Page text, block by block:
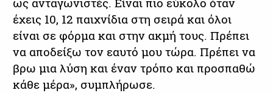
έχεις 10, 12 παιχνίδια στη σειρά και όλοι
είναι σε φόρμα και στην ακμή τους. Πρέπει
να αποδείξω τον εαυτό μου τώρα. Πρέπει να
βρω μια λύση και έναν τρόπο και προσπαθώ
κάθε μέρα», συμπλήρωσε.